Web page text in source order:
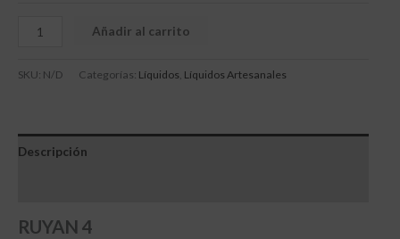
Añadir al carrito
SKU: N/D Categorías: Líquidos, Líquidos Artesanales
Descripción
RUYAN 4